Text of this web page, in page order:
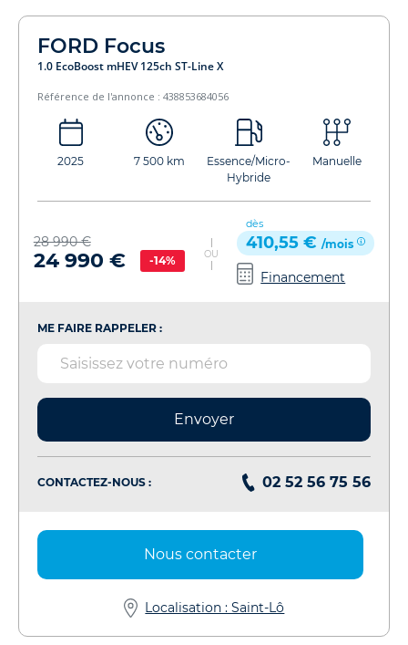
FORD Focus
1.0 EcoBoost mHEV 125ch ST-Line X
Référence de l'annonce : 438853684056
2025 7 500 km
Essence/Micro-
Hybride
Manuelle
28 990 €
24 990 € -14% OU
dès
410,55 € /mois
Financement
ME FAIRE RAPPELER :
Envoyer
CONTACTEZ-NOUS : 02 52 56 75 56
Nous contacter
Localisation : Saint-Lô